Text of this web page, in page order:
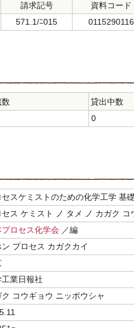
請求記号
資料コード
571.1/ﾆ015 0115290116
数
貸出中数
0
セスケミストのための化学工学 基
セス ケミスト ノ タメ ノ カガク コ
プロセス化学会 ／編
ン プロセス カガクカイ
業日報社
ク コウギョウ ニッポウシャ